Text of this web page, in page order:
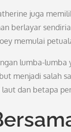
juga
berlayar
memulai
lumba-
menjadi salah
dan betapa